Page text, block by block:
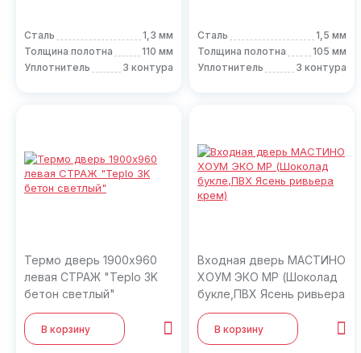
Сталь
1,3 мм
Толщина полотна
110 мм
Уплотнитель
3 контура
Сталь
1,5 мм
Толщина полотна
105 мм
Уплотнитель
3 контура
Термо дверь 1900х960
левая СТРАЖ "Teplo 3K
бетон светлый"
В корзину
Входная дверь МАСТИНО
ХОУМ ЭКО MP (Шоколад
букле,ПВХ Ясень ривьера
крем)
В корзину